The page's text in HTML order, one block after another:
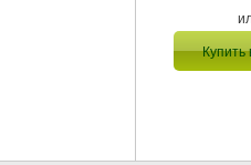
Купить